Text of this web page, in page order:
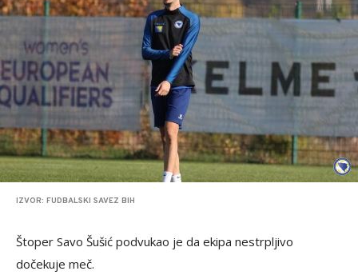
IZVOR: FUDBALSKI SAVEZ BIH
Štoper Savo Šušić podvukao je da ekipa nestrpljivo
dočekuje meč.